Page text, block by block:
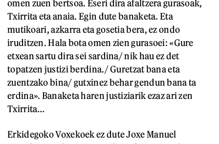
omen zuen bertsoa. Eseri dira afaltzera gurasoak,
Txirrita eta anaia. Egin dute banaketa. Eta
mutikoari, azkarra eta gosetia bera, ez ondo
iruditzen. Hala bota omen zien gurasoei: «Gure
etxean sartu dira sei sardina/ nik hau ez det
topatzen justizi berdina./ Guretzat bana eta
zuentzako bina/ gutxinez behar gendun bana ta
erdina». Banaketa haren justiziarik ezaz ari zen
Txirrita…
Erkidegoko Voxekoek ez dute Joxe Manuel